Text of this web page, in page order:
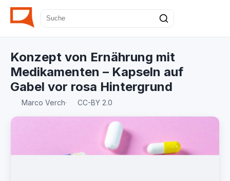
Konzept von Ernährung mit
Medikamenten – Kapseln auf
Gabel vor rosa Hintergrund
Marco Verch· CC-BY 2.0